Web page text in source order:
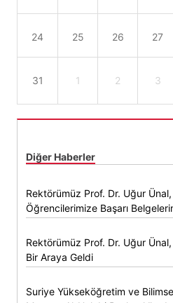
24 25 26 27
31 1 2 3
Diğer Haberler
Rektörümüz Prof. Dr. Uğur
Öğrencilerimize Başarı
Rektörümüz Prof. Dr. Uğur
Bir Araya Geldi
Suriye Yükseköğretim ve